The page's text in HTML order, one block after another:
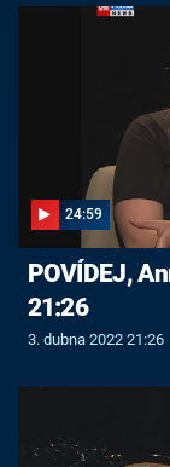
24:59
POVÍDEJ,
21:26
3. dubna 2022 21:26